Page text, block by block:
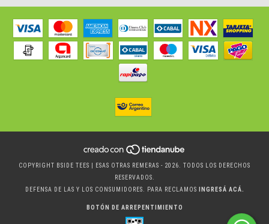
COPYRIGHT BSIDE TEES | ESAS OTRAS REMERAS - 2026. TODOS LOS DERECHOS
RESERVADOS.
DEFENSA DE LAS Y LOS CONSUMIDORES. PARA RECLAMOS
INGRESÁ ACÁ.
BOTÓN DE ARREPENTIMIENTO